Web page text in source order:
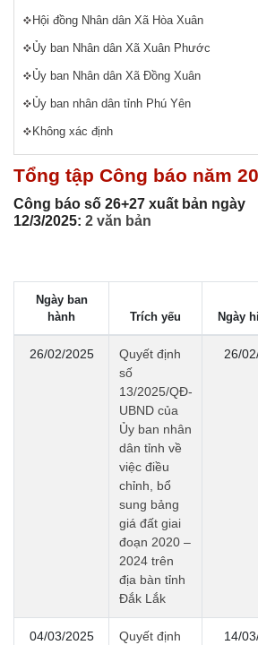
Hội đồng Nhân dân Xã Hòa Xuân
Ủy ban Nhân dân Xã Xuân Phước
Ủy ban Nhân dân Xã Đồng Xuân
Ủy ban nhân dân tỉnh Phú Yên
Không xác định
Tổng tập Công báo năm
Công báo số 26+27 xuất bản ngày
12/3/2025: 2 văn bản
Ngày ban
hành
Trích yếu Ngày
26/02/2025
Quyết định
số
13/2025/QĐ-
UBND của
Ủy ban nhân
dân tỉnh về
việc điều
chỉnh, bổ
sung bảng
giá đất giai
đoạn 2020 –
2024 trên
địa bàn tỉnh
Đắk Lắk
26/
04/03/2025
Quyết định
14/